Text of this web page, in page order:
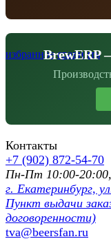
избранное сравнить
BrewERP
Контакты
+7 (902) 872-54-70
Пн-Пт 10:00-20:00,
г. Екатеринбург,
Пункт выдачи
договоренности)
tva@beersfan.ru